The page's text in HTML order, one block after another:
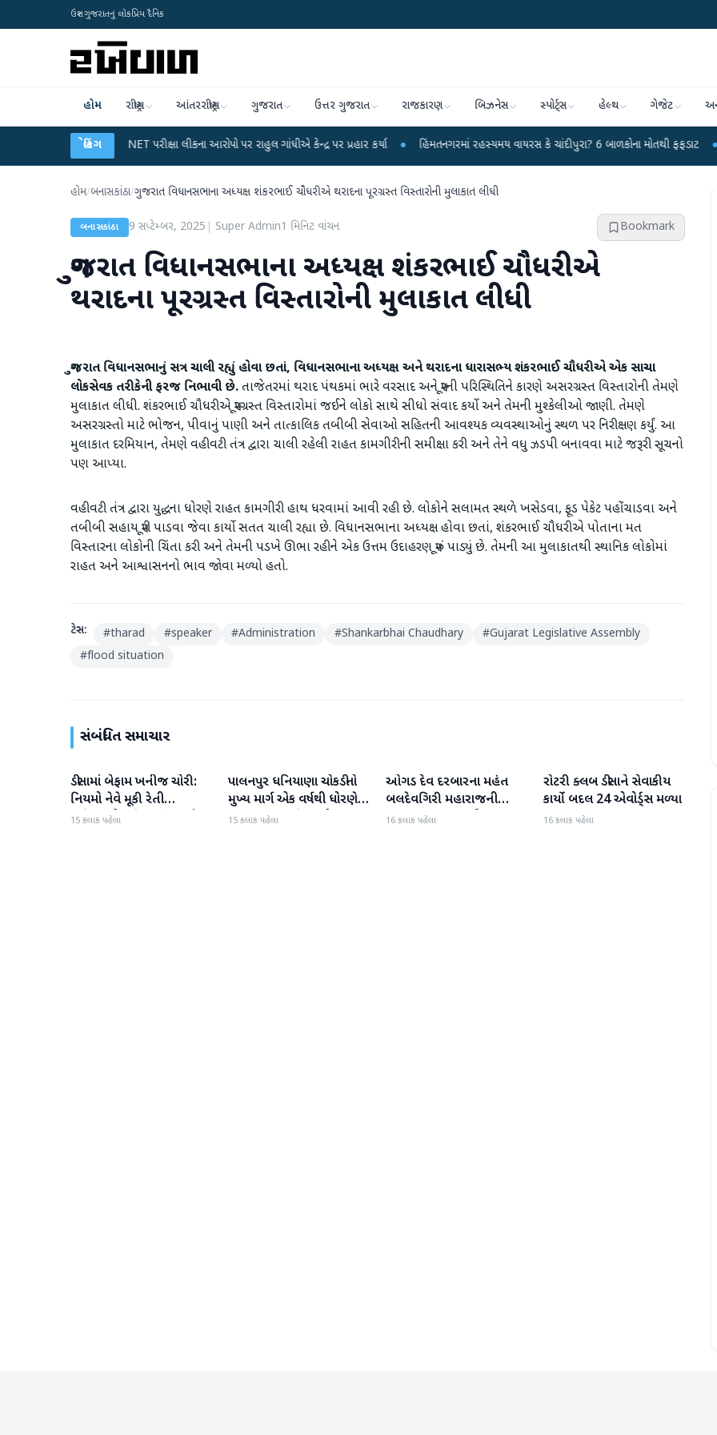
ઉત્તર ગુજરાતનું લોકપ્રિય દૈનિક
હોમ રાષ્ટ્રીય આંતરરાષ્ટ્રીય ગુજરાત ઉત્તર ગુજરાત રાજકારણ બિઝનેસ સ્પોર્ટ્સ હેલ્થ ગેજેટ
બ્રેકિંગ
UGC-NET પરીક્ષા લીકના આરોપો પર રાહુલ ગાંધીએ કેન્દ્ર પર પ્રહાર કર્યા ● હિંમતનગરમાં રહસ્યમય વાયરસ કે ચાંદીપુરા? 6 બાળકોના મોતથી ફફડાટ ● હવામાન
હોમ/બનાસકાંઠા/ગુજરાત વિધાનસભાના અધ્યક્ષ શંકરભાઈ ચૌધરીએ થરાદના પૂરગ્રસ્ત વિસ્તારોની મુલાકાત લીધી
બનાસકાંઠા 9 સપ્ટેમ્બર, 2025 Super Admin1 મિનિટ વાંચન Bookmark
ગુજરાત વિધાનસભાના અધ્યક્ષ શંકરભાઈ ચૌધરીએ
થરાદના પૂરગ્રસ્ત વિસ્તારોની મુલાકાત લીધી
ગુજરાત વિધાનસભાનું સત્ર ચાલી રહ્યું હોવા છતાં, વિધાનસભાના અધ્યક્ષ અને થરાદના ધારાસભ્ય શંકરભાઈ ચૌધરીએ એક સાચા
લોકસેવક તરીકેની ફરજ નિભાવી છે.તાજેતરમાં થરાદ પંથકમાં ભારે વરસાદ અને પૂરની પરિસ્થિતિને કારણે અસરગ્રસ્ત વિસ્તારોની તેમણે
મુલાકાત લીધી. શંકરભાઈ ચૌધરીએ પૂરગ્રસ્ત વિસ્તારોમાં જઈને લોકો સાથે સીધો સંવાદ કર્યો અને તેમની મુશ્કેલીઓ જાણી. તેમણે
અસરગ્રસ્તો માટે ભોજન, પીવાનું પાણી અને તાત્કાલિક તબીબી સેવાઓ સહિતની આવશ્યક વ્યવસ્થાઓનું સ્થળ પર નિરીક્ષણ કર્યું. આ
મુલાકાત દરમિયાન, તેમણે વહીવટી તંત્ર દ્વારા ચાલી રહેલી રાહત કામગીરીની સમીક્ષા કરી અને તેને વધુ ઝડપી બનાવવા માટે જરૂરી સૂચનો
પણ આપ્યા.
વહીવટી તંત્ર દ્વારા યુદ્ધના ધોરણે રાહત કામગીરી હાથ ધરવામાં આવી રહી છે. લોકોને સલામત સ્થળે ખસેડવા, ફૂડ પેકેટ પહોંચાડવા અને
તબીબી સહાય પૂરી પાડવા જેવા કાર્યો સતત ચાલી રહ્યા છે. વિધાનસભાના અધ્યક્ષ હોવા છતાં, શંકરભાઈ ચૌધરીએ પોતાના મત
વિસ્તારના લોકોની ચિંતા કરી અને તેમની પડખે ઊભા રહીને એક ઉત્તમ ઉદાહરણ પૂરું પાડ્યું છે. તેમની આ મુલાકાતથી સ્થાનિક લોકોમાં
રાહત અને આશ્વાસનનો ભાવ જોવા મળ્યો હતો.
ટેગ્સ: #tharad #speaker #Administration #Shankarbhai Chaudhary #Gujarat Legislative Assembly
#flood situation
સંબંધિત સમાચાર
બનાસકાંઠા
ડીસામાં બેફામ ખનીજ ચોરી:
નિયમો નેવે મૂકી રેતી
માફિયાઓ સક્રિય, તંત્ર સામે
15 કલાક પહેલા
બનાસકાંઠા
પાલનપુર ધનિયાણા ચોકડીનો
મુખ્ય માર્ગ એક વર્ષથી ધોરણે:
ગટરલાઇન પછી રસ્તો ન
15 કલાક પહેલા
બનાસકાંઠા
ઓગડ દેવ દરબારના મહંત
બલદેવગિરી મહારાજની
અટકાયત બાદ જામીન પર
16 કલાક પહેલા
બનાસકાંઠા
રોટરી ક્લબ ડીસાને સેવાકીય
કાર્યો બદલ 24 એવોર્ડ્સ મળ્યા
16 કલાક પહેલા